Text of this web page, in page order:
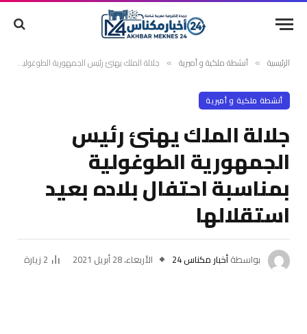
الرئيسية » أنشطة ملكية و أميرية » جلالة الملك يهنئ رئيس الجمهورية الطوغولية بمناسبة احتفال بلاده بعيد استقلالها
أنشطة ملكية و أميرية
جلالة الملك يهنئ رئيس
الجمهورية الطوغولية
بمناسبة احتفال بلاده بعيد
استقلالها
بواسطةأخبار مكناس 24 الأربعاء، 28 أبريل 2021 2 زيارة